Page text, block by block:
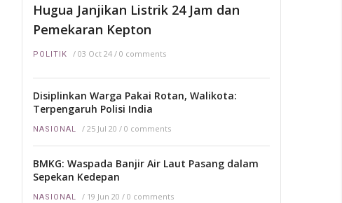
Hugua Janjikan Listrik 24 Jam dan
Pemekaran Kepton
POLITIK / 03 Oct 24 / 0 comments
Disiplinkan Warga Pakai Rotan, Walikota:
Terpengaruh Polisi India
NASIONAL / 25 Jul 20 / 0 comments
BMKG: Waspada Banjir Air Laut Pasang dalam
Sepekan Kedepan
NASIONAL / 19 Jun 20 / 0 comments